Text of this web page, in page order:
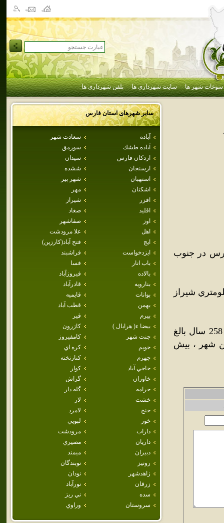
سوغات شهر ها سایت شهرداری ها تلفن شهرداری ها
سایر شهرهای استانفارس
آباده
سعادت شهر
آباده طشك
سورمق
اردكان فارس
سيدان
ارسنجان
ششده
استهبان
شهر پير
اشكنان
مهر
افزر
شيراز
اقليد
صغاد
اوز
صفاشهر
اهل
علا مرودشت
ايج
فتح آباد(كارزين)
ايزدخواست
فراشبند
باب انار
فسا
بالاده
فيروزآباد
بنارويه
قادرآباد
بوانات
قايميه
بهمن
قطب آباد
بيرم
قير
بيضا ء( هرابال )
كازرون
جنت شهر
كامفيروز
جويم
كره اي
جهرم
كنارتخته
حاجي آباد
كوار
خاوران
گراش
خرامه
گله دار
خشت
لار
خنج
لامرد
خور
لپويي
داراب
مرودشت
داريان
مصيري
دبيران
ميمند
رونيز
نوبندگان
زاهدشهر
نودان
زرقان
نورآباد
سده
ني ريز
سروستان
وراوي
در جنوب
303 کيلومتري يزد، 307 کيلومتري کرمان و 305 کيلومتري شيراز
شهر مشکان ابتدا مسکانات نام داشته و سابقه تاريخي آن به حدود 258 سال بالغ
اين شهر ، بيش